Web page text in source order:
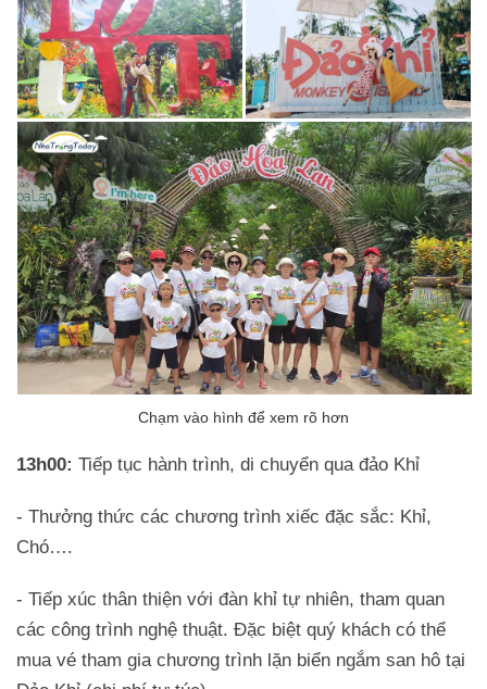
13h00: Tiếp tục hành trình, di chuyển qua đảo Khỉ
- Thưởng thức các chương trình xiếc đặc sắc: Khỉ,
Chó….
- Tiếp xúc thân thiện với đàn khỉ tự nhiên, tham quan
các công trình nghệ thuật. Đặc biệt quý khách có thể
mua vé tham gia chương trình lặn biển ngắm san hô tại